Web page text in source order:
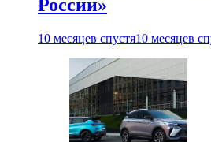
России»
10 месяцев спустя10 месяцев